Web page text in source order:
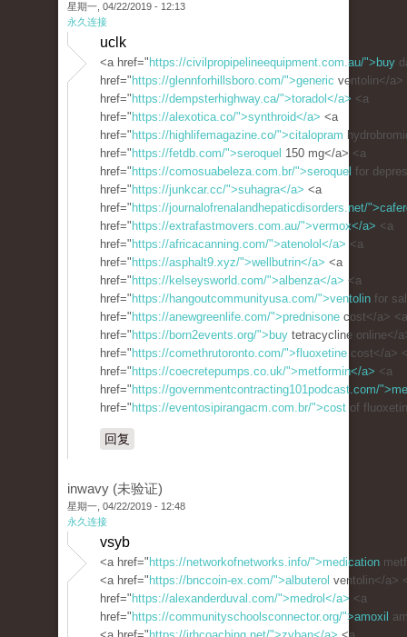
星期一, 04/22/2019 - 12:13
永久连接
uclk
<a href=" https://civilpropipelineequipment.com.au/">buy
href=" https://glennforhillsboro.com/">generic ventolin</a>
href=" https://dempsterhighway.ca/">toradol</a> <a
href=" https://alexotica.co/">synthroid</a> <a
href=" https://highlifemagazine.co/">citalopram
href=" https://fetdb.com/">seroquel 150 mg</a> <a
href=" https://comosuabeleza.com.br/">seroquel for
href=" https://junkcar.cc/">suhagra</a> <a
href=" https://journalofrenalandhepaticdisorders.net/
href=" https://extrafastmovers.com.au/">vermox</a> <a
href=" https://africacanning.com/">atenolol</a> <a
href=" https://asphalt9.xyz/">wellbutrin</a> <a
href=" https://kelseysworld.com/">albenza</a> <a
href=" https://hangoutcommunityusa.com/">ventolin for
href=" https://anewgreenlife.com/">prednisone cost</a> <a
href=" https://born2events.org/">buy tetracycline online</
href=" https://comethrutoronto.com/">fluoxetine cost</a>
href=" https://coecretepumps.co.uk/">metformin</a> <a
href=" https://governmentcontracting101podcast.com/
href=" https://eventosipirangacm.com.br/">cost of
回复
inwavy (未验证)
星期一, 04/22/2019 - 12:48
永久连接
vsyb
<a href=" https://networkofnetworks.info/">medication
<a href=" https://bnccoin-ex.com/">albuterol ventolin</a>
href=" https://alexanderduval.com/">medrol</a> <a
href=" https://communityschoolsconnector.org/">amoxil